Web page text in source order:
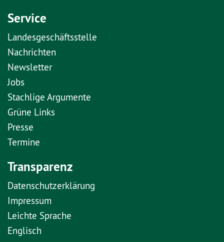
Service
Landesgeschäftsstelle
Nachrichten
Newsletter
Jobs
Stachlige Argumente
Grüne Links
Presse
Termine
Transparenz
Datenschutzerklärung
Impressum
Leichte Sprache
Englisch